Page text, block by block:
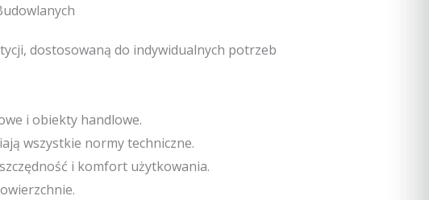
dostosowaną do indywidualnych potrzeb
i obiekty handlowe.
wszystkie normy techniczne.
i komfort użytkowania.